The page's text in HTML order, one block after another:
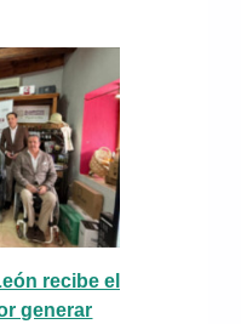
recibe el
generar